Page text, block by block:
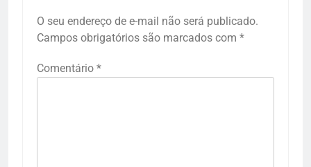
O seu endereço de e-mail não será publicado.
Campos obrigatórios são marcados com *
Comentário *